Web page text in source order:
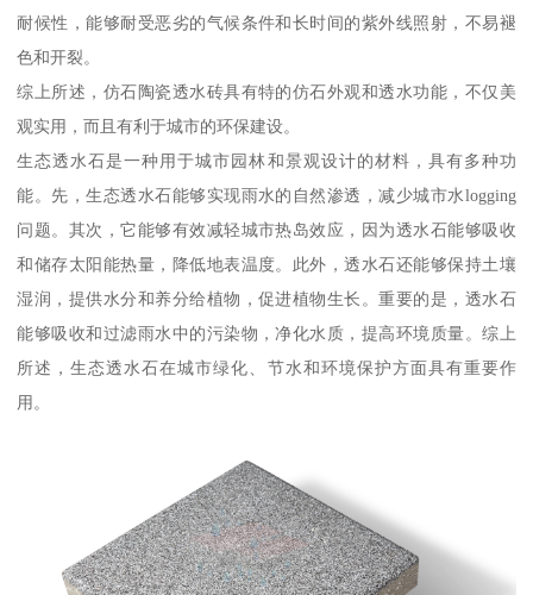
耐候性，能够耐受恶劣的气候条件和长时间的紫外线照射，不易褪
色和开裂。
综上所述，仿石陶瓷透水砖具有特的仿石外观和透水功能，不仅美
观实用，而且有利于城市的环保建设。
生态透水石是一种用于城市园林和景观设计的材料，具有多种功
能。先，生态透水石能够实现雨水的自然渗透，减少城市水logging
问题。其次，它能够有效减轻城市热岛效应，因为透水石能够吸收
和储存太阳能热量，降低地表温度。此外，透水石还能够保持土壤
湿润，提供水分和养分给植物，促进植物生长。重要的是，透水石
能够吸收和过滤雨水中的污染物，净化水质，提高环境质量。综上
所述，生态透水石在城市绿化、节水和环境保护方面具有重要作
用。